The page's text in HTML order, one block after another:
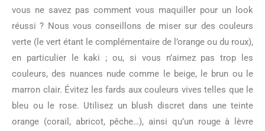
vous ne savez pas comment vous maquiller pour un look
réussi ? Nous vous conseillons de miser sur des couleurs
verte (le vert étant le complémentaire de l’orange ou du roux),
en particulier le kaki ; ou, si vous n’aimez pas trop les
couleurs, des nuances nude comme le beige, le brun ou le
marron clair. Évitez les fards aux couleurs vives telles que le
bleu ou le rose. Utilisez un blush discret dans une teinte
orange (corail, abricot, pêche…), ainsi qu’un rouge à lèvre